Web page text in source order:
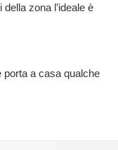
zona l’ideale è
porta a casa qualche